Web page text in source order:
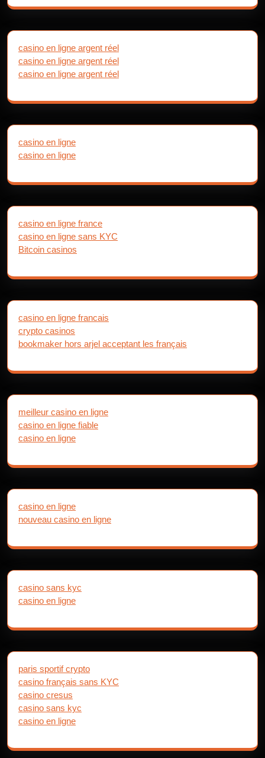
casino en ligne argent réel
casino en ligne argent réel
casino en ligne argent réel
casino en ligne
casino en ligne
casino en ligne france
casino en ligne sans KYC
Bitcoin casinos
casino en ligne francais
crypto casinos
bookmaker hors arjel acceptant les français
meilleur casino en ligne
casino en ligne fiable
casino en ligne
casino en ligne
nouveau casino en ligne
casino sans kyc
casino en ligne
paris sportif crypto
casino français sans KYC
casino cresus
casino sans kyc
casino en ligne